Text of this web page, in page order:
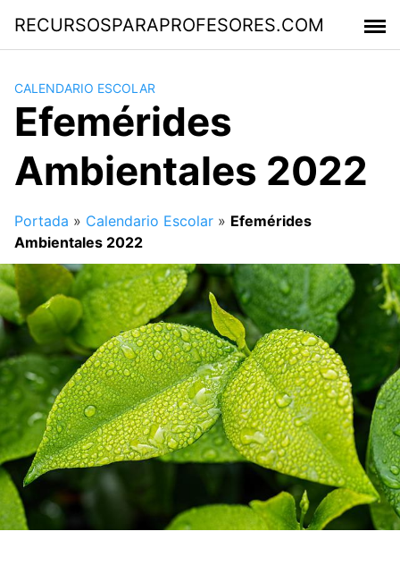
contenido
RECURSOSPARAPROFESORES.COM
CALENDARIO ESCOLAR
Efemérides
Ambientales 2022
Portada » Calendario Escolar » Efemérides
Ambientales 2022